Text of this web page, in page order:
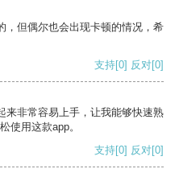
，但偶尔也会出现卡顿的情况，希
支持[0] 反对[0]
来非常容易上手，让我能够快速熟
使用这款app。
支持[0] 反对[0]